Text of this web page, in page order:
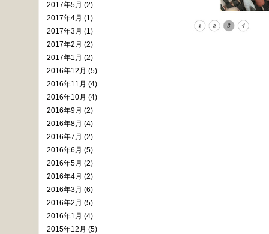
2017年5月 (2)
2017年4月 (1)
2017年3月 (1)
2017年2月 (2)
2017年1月 (2)
2016年12月 (5)
2016年11月 (4)
2016年10月 (4)
2016年9月 (2)
2016年8月 (4)
2016年7月 (2)
2016年6月 (5)
2016年5月 (2)
2016年4月 (2)
2016年3月 (6)
2016年2月 (5)
2016年1月 (4)
2015年12月 (5)